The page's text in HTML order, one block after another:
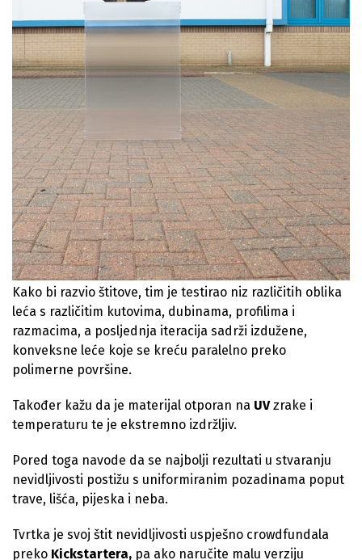
Kako bi razvio štitove, tim je testirao niz različitih oblika
leća s različitim kutovima, dubinama, profilima i
razmacima, a posljednja iteracija sadrži izdužene,
konveksne leće koje se kreću paralelno preko
polimerne površine.
Također kažu da je materijal otporan na UVzrake i
temperaturu te je ekstremno izdržljiv.
Pored toga navode da se najbolji rezultati u stvaranju
nevidljivosti postižu s uniformiranim pozadinama poput
trave, lišća, pijeska i neba.
Tvrtka je svoj štit nevidljivosti uspješno crowdfundala
preko Kickstartera, pa ako naručite malu verziju